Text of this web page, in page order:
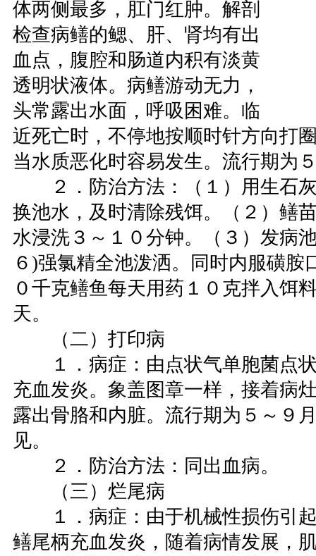
体两侧最多，肛门红肿。解剖
检查病鳝的鳃、肝、肾均有出
血点，腹腔和肠道内积有淡黄
透明状液体。病鳝游动无力，
头常露出水面，呼吸困难。临
近死亡时，不停地按顺时针方向打
当水质恶化时容易发生。流行期为
２．防治方法：（１）用生石灰
换池水，及时清除残饵。（２）鳝
水浸洗３～１０分钟。（３）发病
６)强氯精全池泼洒。同时内服磺胺
０千克鳝鱼每天用药１０克拌入饵
天。
（二）打印病
１．病症：由点状气单胞菌点状
充血发炎。象盖图章一样，接着病
露出骨胳和内脏。流行期为５～９
见。
２．防治方法：同出血病。
（三）烂尾病
１．病症：由于机械性损伤引起
鳝尾柄充血发炎，随着病情发展，